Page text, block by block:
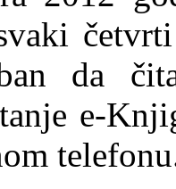
da
e-